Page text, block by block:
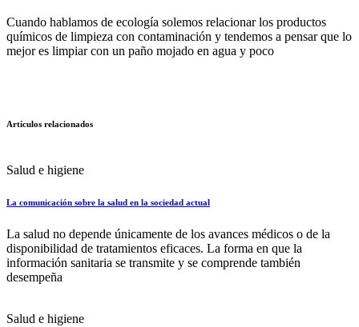
Cuando hablamos de ecología solemos relacionar los productos
químicos de limpieza con contaminación y tendemos a pensar que lo
mejor es limpiar con un paño mojado en agua y poco
Artículos relacionados
Salud e higiene
La comunicación sobre la salud en la sociedad actual
La salud no depende únicamente de los avances médicos o de la
disponibilidad de tratamientos eficaces. La forma en que la
información sanitaria se transmite y se comprende también
desempeña
Salud e higiene